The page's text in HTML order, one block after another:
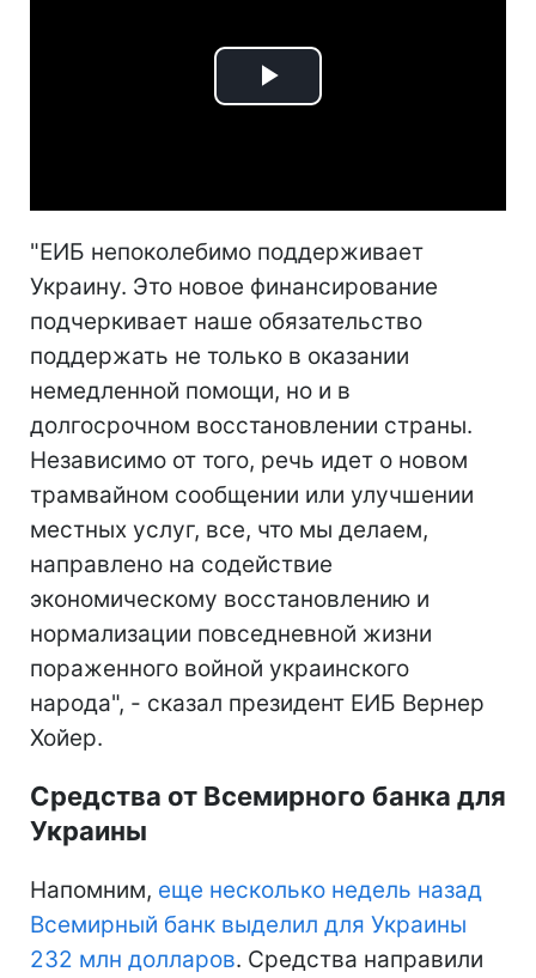
Play
"ЕИБ непоколебимо поддерживает
Украину. Это новое финансирование
подчеркивает наше обязательство
поддержать не только в оказании
немедленной помощи, но и в
долгосрочном восстановлении страны.
Независимо от того, речь идет о новом
трамвайном сообщении или улучшении
местных услуг, все, что мы делаем,
направлено на содействие
экономическому восстановлению и
нормализации повседневной жизни
пораженного войной украинского
народа", - сказал президент ЕИБ Вернер
Хойер.
Средства от Всемирного банка для
Украины
Напомним, еще несколько недель назад
Всемирный банк выделил для Украины
232 млн долларов. Средства направили